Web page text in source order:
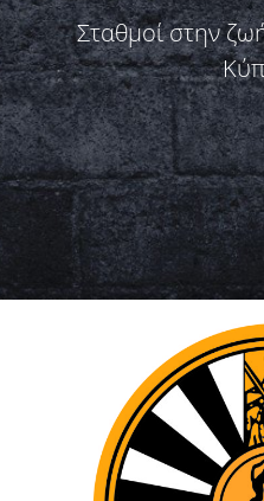
Σταθμοί στην